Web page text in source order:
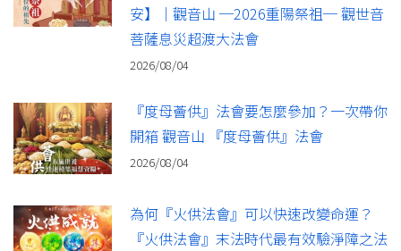
安】｜觀音山 ─2026重陽祭祖─ 觀世音
菩薩息災超渡大法會
2026/08/04
『度母薈供』法會要怎麼參加？一次帶你
開箱 觀音山 『度母薈供』法會
2026/08/04
為何『火供法會』可以快速改變命運？
『火供法會』末法時代最有效驗淨障之法